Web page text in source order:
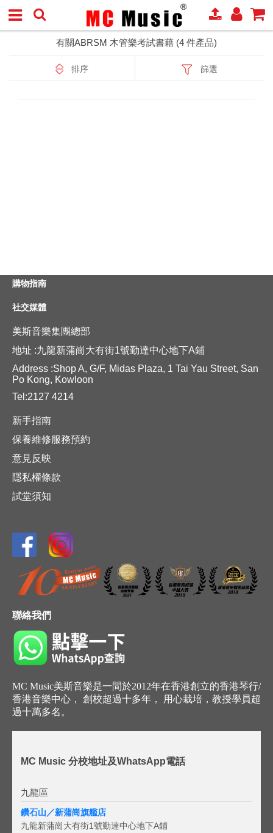
有關ABRSM 木管樂考試書藉 (4 件產品)
排序 篩選
購物指南
社交媒體
美斯音樂集團總部
地址 :九龍新蒲崗大有街1號勤達中心地下A鋪
Address :Shop A, G/F, Midas Plaza, 1 Tai Yau Street, San
Po Kong, Kowloon
Tel:2127 4214
新手指南
保養維修服務預約
意見反映
隱私權條款
試堂須知
聯絡我們
MC Music美斯音樂是一間於2012年在香港創立的香港琴行/
香港音樂中心， 創校超過十多年， 用心栽培，教授學員超
過十萬多名。
MC Music 分校地址及WhatsApp電話
九龍區
鑽石山／新蒲崗旗艦店
九龍新蒲崗大有街1號勤達中心地下A鋪